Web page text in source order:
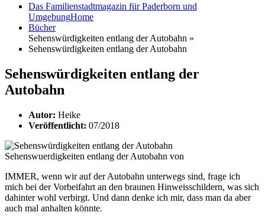
Das Familienstadtmagazin für Paderborn und
UmgebungHome
Bücher
Sehenswürdigkeiten entlang der Autobahn »
Sehenswürdigkeiten entlang der Autobahn
Sehenswürdigkeiten entlang der
Autobahn
Autor: Heike
Veröffentlicht: 07/2018
Sehenswuerdigkeiten entlang der Autobahn von
IMMER, wenn wir auf der Autobahn unterwegs sind, frage ich
mich bei der Vorbeifahrt an den braunen Hinweisschildern, was sich
dahinter wohl verbirgt. Und dann denke ich mir, dass man da aber
auch mal anhalten könnte.